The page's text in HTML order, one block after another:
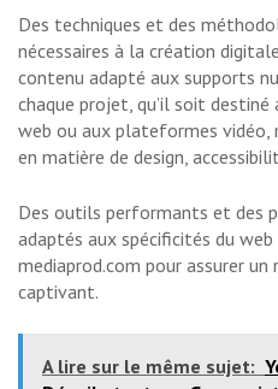
Des techniques et des
nécessaires à la création
contenu adapté aux supports
chaque projet, qu’il soit destiné
web ou aux plateformes vidéo,
en matière de design,
Des outils performants et des
adaptés aux spécificités du
mediaprod.com pour assurer
captivant.
A lire sur le même sujet: